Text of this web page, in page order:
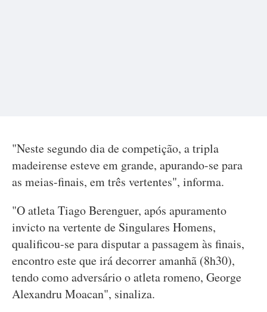
"Neste segundo dia de competição, a tripla
madeirense esteve em grande, apurando-se para
as meias-finais, em três vertentes", informa.
"O atleta Tiago Berenguer, após apuramento
invicto na vertente de Singulares Homens,
qualificou-se para disputar a passagem às finais,
encontro este que irá decorrer amanhã (8h30),
tendo como adversário o atleta romeno, George
Alexandru Moacan", sinaliza.